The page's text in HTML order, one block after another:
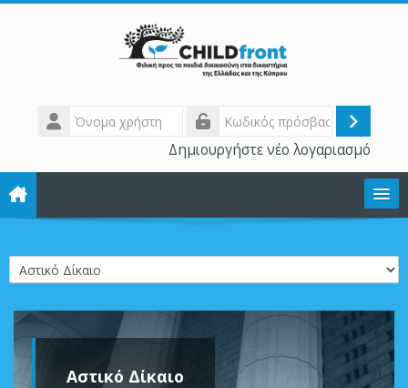
Μετάβαση στο κεντρικό περιεχόμενο
Όνομα
χρήστη
Δημιουργήστε νέο λογαριασμό
Εκπαίδευση
Βιβλιοθήκη
Κατηγορίες μαθημάτων
Αστικό Δίκαιο